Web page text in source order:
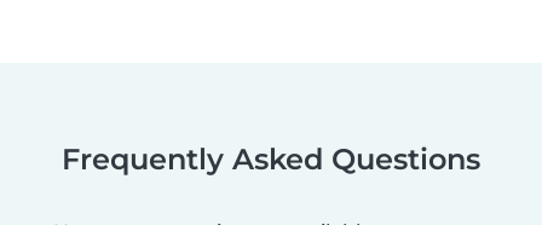
Frequently Asked Questions